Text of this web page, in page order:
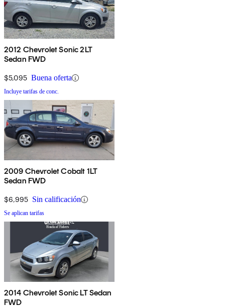
2012 Chevrolet Sonic 2LT
Sedan FWD
$5,095 Buena oferta
Incluye tarifas de conc.
2009 Chevrolet Cobalt 1LT
Sedan FWD
$6,995 Sin calificación
Se aplican tarifas
2014 Chevrolet Sonic LT Sedan
FWD